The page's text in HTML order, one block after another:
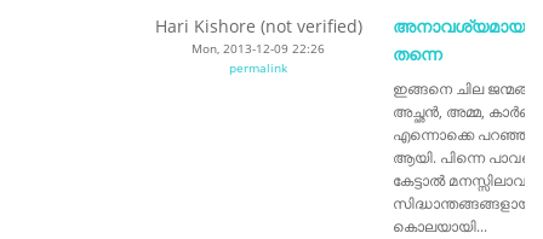
Hari Kishore (not verified)
Mon, 2013-12-09 22:26
permalink
അനാവശ്യമായ
തന്നെ
ഇങ്ങനെ ചില
അച്ഛൻ, അമ്മ,
എന്നൊക്കെ
ആയി. പിന്നെ
കേട്ടാൽ
കൊലയായി...